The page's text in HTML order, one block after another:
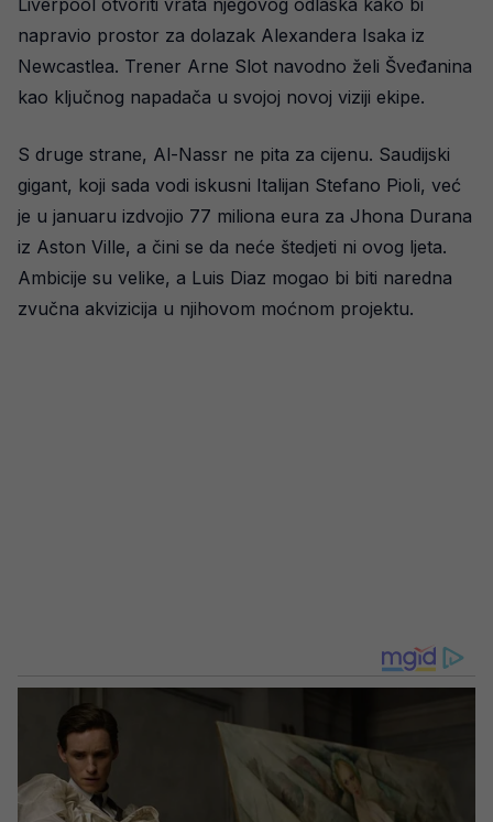
Liverpool otvoriti vrata njegovog odlaska kako bi
napravio prostor za dolazak Alexandera Isaka iz
Newcastlea. Trener Arne Slot navodno želi Šveđanina
kao ključnog napadača u svojoj novoj viziji ekipe.
S druge strane, Al-Nassr ne pita za cijenu. Saudijski
gigant, koji sada vodi iskusni Italijan Stefano Pioli, već
je u januaru izdvojio 77 miliona eura za Jhona Durana
iz Aston Ville, a čini se da neće štedjeti ni ovog ljeta.
Ambicije su velike, a Luis Diaz mogao bi biti naredna
zvučna akvizicija u njihovom moćnom projektu.